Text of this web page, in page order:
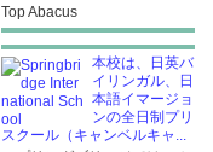
Top Abacus
本校は、日英バ
イリンガル、日
本語イマージョ
ンの全日制プリ
スクール（キャンベルキャ...